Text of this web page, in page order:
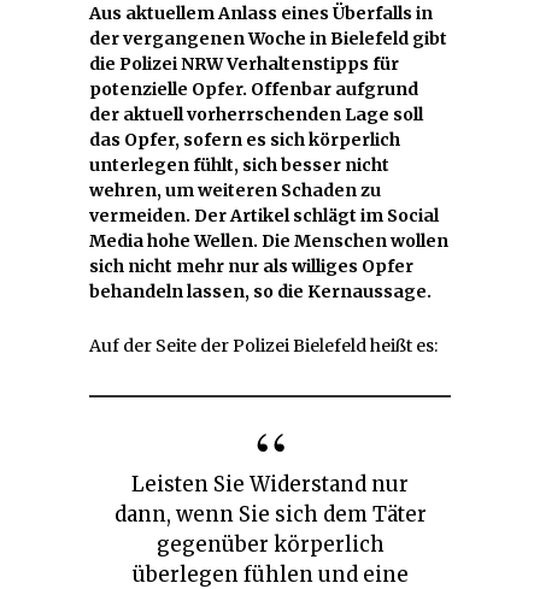
Aus aktuellem Anlass eines Überfalls in
der vergangenen Woche in Bielefeld gibt
die Polizei NRW Verhaltenstipps für
potenzielle Opfer. Offenbar aufgrund
der aktuell vorherrschenden Lage soll
das Opfer, sofern es sich körperlich
unterlegen fühlt, sich besser nicht
wehren, um weiteren Schaden zu
vermeiden. Der Artikel schlägt im Social
Media hohe Wellen. Die Menschen wollen
sich nicht mehr nur als williges Opfer
behandeln lassen, so die Kernaussage.
Auf der Seite der Polizei Bielefeld heißt es:
Leisten Sie Widerstand nur
dann, wenn Sie sich dem Täter
gegenüber körperlich
überlegen fühlen und eine